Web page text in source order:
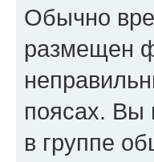
Обычно
размещен
поясах. Вы
в группе